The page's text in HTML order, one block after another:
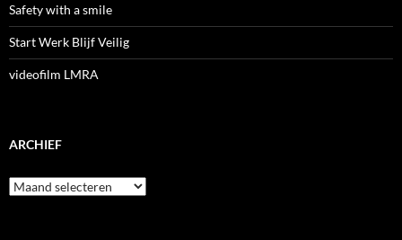
Safety with a smile
Start Werk Blijf Veilig
videofilm LMRA
ARCHIEF
Archief